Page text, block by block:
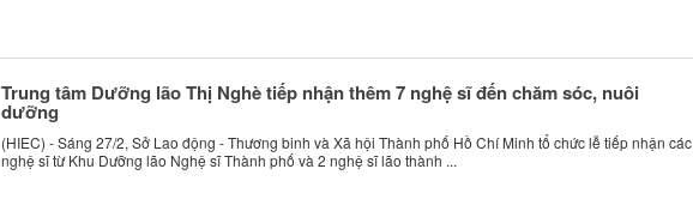
Trung tâm Dưỡng lão Thị Nghè tiếp nhận thêm 7 nghệ sĩ đến chăm sóc, nuôi
dưỡng
(HIEC) - Sáng 27/2, Sở Lao động - Thương binh và Xã hội Thành phố Hồ Chí Minh tổ chức lễ tiếp nhận các
nghệ sĩ từ Khu Dưỡng lão Nghệ sĩ Thành phố và 2 nghệ sĩ lão thành ...